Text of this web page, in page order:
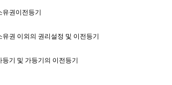
유권이전등기
유권 이외의 권리설정 및 이전등기
등기 및 가등기의 이전등기